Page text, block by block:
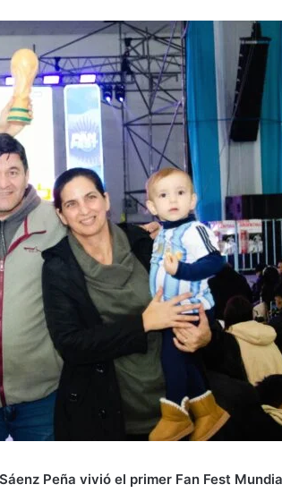
Peña vivió el primer Fan Fest